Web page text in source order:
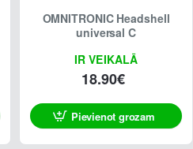
IR VEIKALĀ
OMNITRONIC Headshell
universal C
18.90€
Pievienot grozam